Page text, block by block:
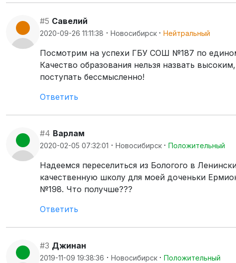
#5 Савелий
2020-09-26 11:11:38 · Новосибирск · Нейтральный
Посмотрим на успехи ГБУ СОШ №187 по
Качество образования нельзя назвать
поступать бессмысленно!
Ответить
#4 Варлам
2020-02-05 07:32:01 · Новосибирск · Положительный
Надеемся переселиться из Бологого в
качественную школу для моей доченьки
№198. Что получше???
Ответить
#3 Джинан
2019-11-09 19:38:36 · Новосибирск · Положительный